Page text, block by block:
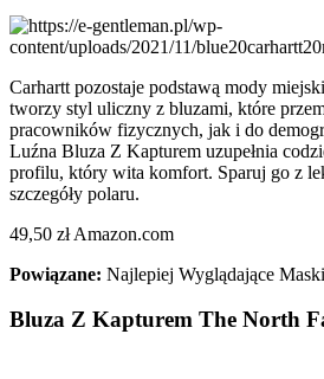
Carhartt pozostaje podstawą mody
tworzy styl uliczny z bluzami, które
pracowników fizycznych, jak i do
Luźna Bluza Z Kapturem uzupełnia
profilu, który wita komfort. Sparuj go z
szczegóły polaru.
49,50 zł Amazon.com
Powiązane: Najlepiej Wyglądające
Bluza Z Kapturem The North